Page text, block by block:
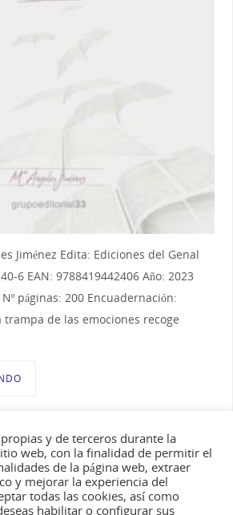
Jiménez Edita: Ediciones del Genal
6 EAN: 9788419442406 Año: 2023
Nº páginas: 200 Encuadernación:
trampa de las emociones recoge
trampa de las emociones
y de terceros durante la
web, con la finalidad de permitir el
de la página web, extraer
y mejorar la experiencia del
todas las cookies, así como
habilitar o configurar sus